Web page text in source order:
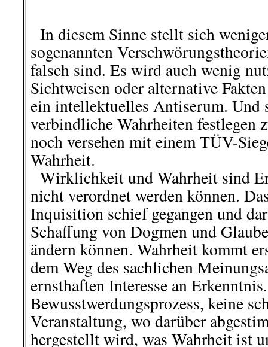
In diesem Sinne stellt sich
sogenannten
falsch sind. Es wird auch wenig
Sichtweisen oder alternative
ein intellektuelles Antiserum. Und
verbindliche Wahrheiten festlegen
noch versehen mit einem TÜV-
Wahrheit.
Wirklichkeit und Wahrheit sind
nicht verordnet werden können.
Inquisition schief gegangen und
Schaffung von Dogmen und
ändern können. Wahrheit kommt
dem Weg des sachlichen
ernsthaften Interesse an
Bewusstwerdungsprozess, keine
Veranstaltung, wo darüber
hergestellt wird, was Wahrheit ist